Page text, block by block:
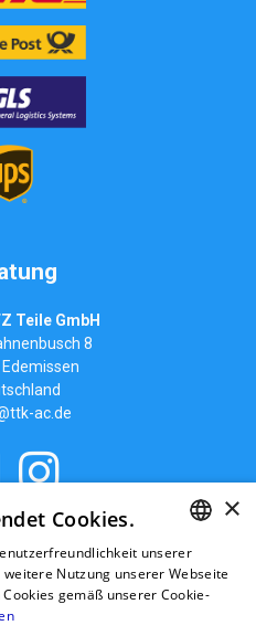
Teile GmbH
8
ac.de
GERMAN
RUSSIAN
×
Cookies.
unserer
Nutzung unserer Webseite
gemäß unserer Cookie-